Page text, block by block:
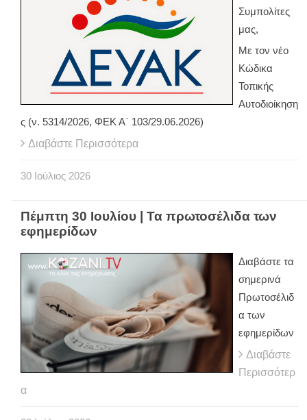
Συμπολίτες
μας,
Με τον νέο
Κώδικα
Τοπικής
Αυτοδιοίκηση
ς (ν. 5314/2026, ΦΕΚ Α΄ 103/29.06.2026)
Διαβάστε Περισσότερα
30 Ιούλιος 2026
Πέμπτη 30 Ιουλίου | Τα πρωτοσέλιδα των
εφημερίδων
Διαβάστε τα
σημερινά
Πρωτοσέλιδ
α των
εφημερίδων
Διαβάστε
Περισσότερ
α